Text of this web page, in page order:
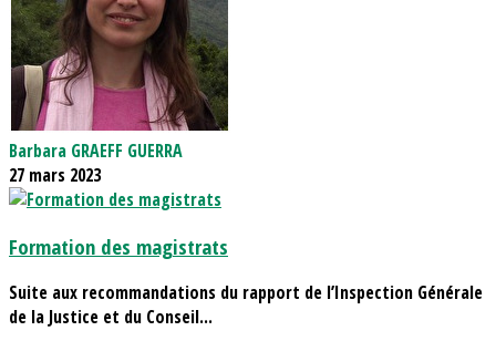
Barbara GRAEFF GUERRA
27 mars 2023
Formation des magistrats
Suite aux recommandations du rapport de l’Inspection Générale
de la Justice et du Conseil...